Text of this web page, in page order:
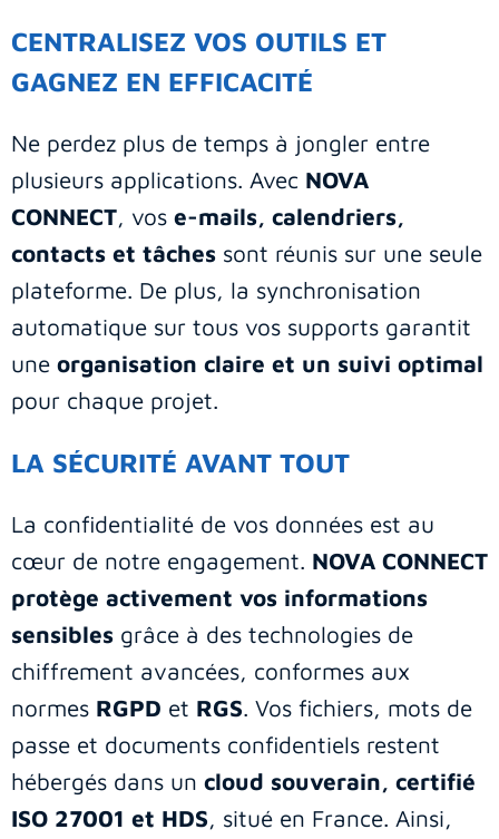
CENTRALISEZ VOS OUTILS ET
GAGNEZ EN EFFICACITÉ
Ne perdez plus de temps à jongler entre
plusieurs applications. Avec NOVA
CONNECT, vos e-mails, calendriers,
contacts et tâches sont réunis sur une seule
plateforme. De plus, la synchronisation
automatique sur tous vos supports garantit
une organisation claire et un suivi optimal
pour chaque projet.
LA SÉCURITÉ AVANT TOUT
La confidentialité de vos données est au
cœur de notre engagement. NOVA CONNECT
protège activement vos informations
sensibles grâce à des technologies de
chiffrement avancées, conformes aux
normes RGPD et RGS . Vos fichiers, mots de
passe et documents confidentiels restent
hébergés dans un cloud souverain, certifié
ISO 27001 et HDS , situé en France. Ainsi,